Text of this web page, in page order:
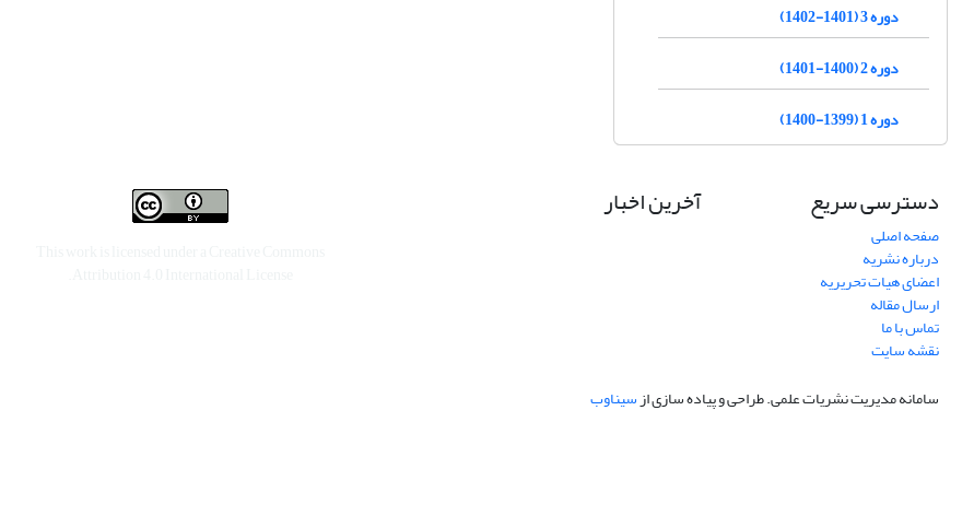
دوره 3 (1401-1402)
دوره 2 (1400-1401)
دوره 1 (1399-1400)
دسترسی سریع
صفحه اصلی
درباره نشریه
اعضای هیات تحریریه
ارسال مقاله
تماس با ما
نقشه سایت
آخرین اخبار
سامانه مدیریت نشریات علمی.طراحی و پیاده سازی ازسیناوب